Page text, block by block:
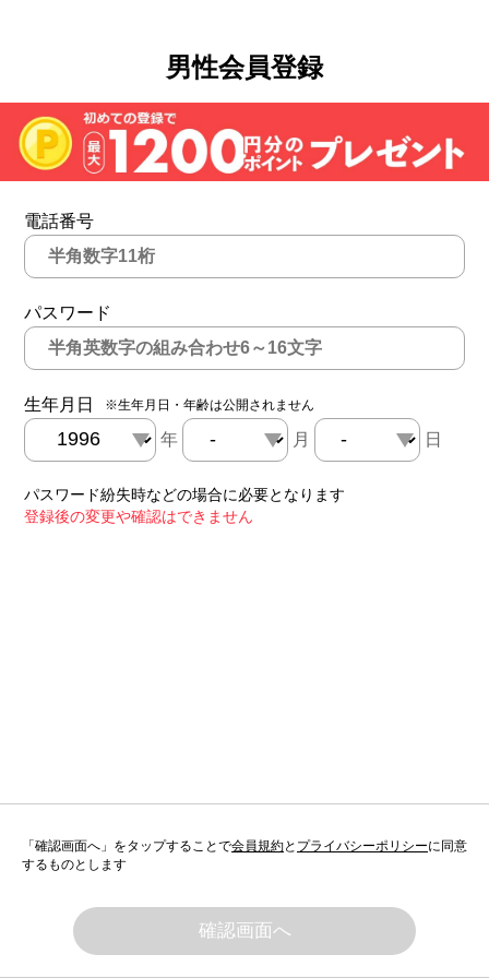
男性会員登録
電話番号
パスワード
生年月日 ※生年月日・年齢は公開されません
年 月 日
パスワード紛失時などの場合に必要となります
登録後の変更や確認はできません
「確認画面へ」をタップすることで会員規約と プライバシーポリシーに同意
するものとします
確認画面へ